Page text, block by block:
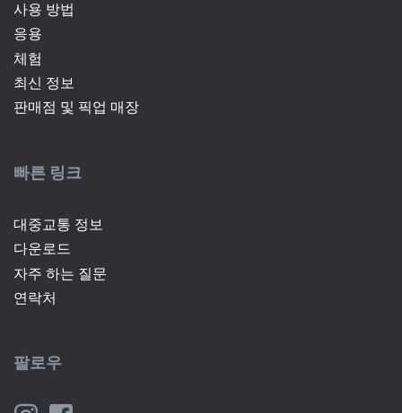
사용 방법
응용
체험
최신 정보
판매점 및 픽업 매장
빠른 링크
대중교통 정보
다운로드
자주 하는 질문
연락처
팔로우